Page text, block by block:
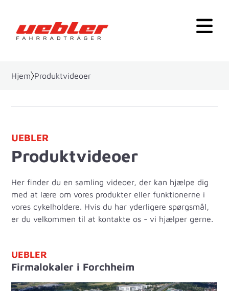
Hjem Produktvideoer
UEBLER
Produktvideoer
Her finder du en samling videoer, der kan hjælpe dig
med at lære om vores produkter eller funktionerne i
vores cykelholdere. Hvis du har yderligere spørgsmål,
er du velkommen til at kontakte os - vi hjælper gerne.
UEBLER
Firmalokaler i Forchheim